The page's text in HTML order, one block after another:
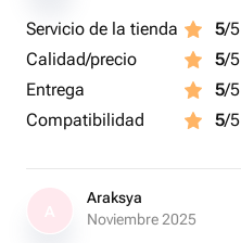
Servicio de la tienda 5/5
Calidad/precio
5/5
Entrega
5/5
Compatibilidad
5/5
Araksya
Noviembre 2025